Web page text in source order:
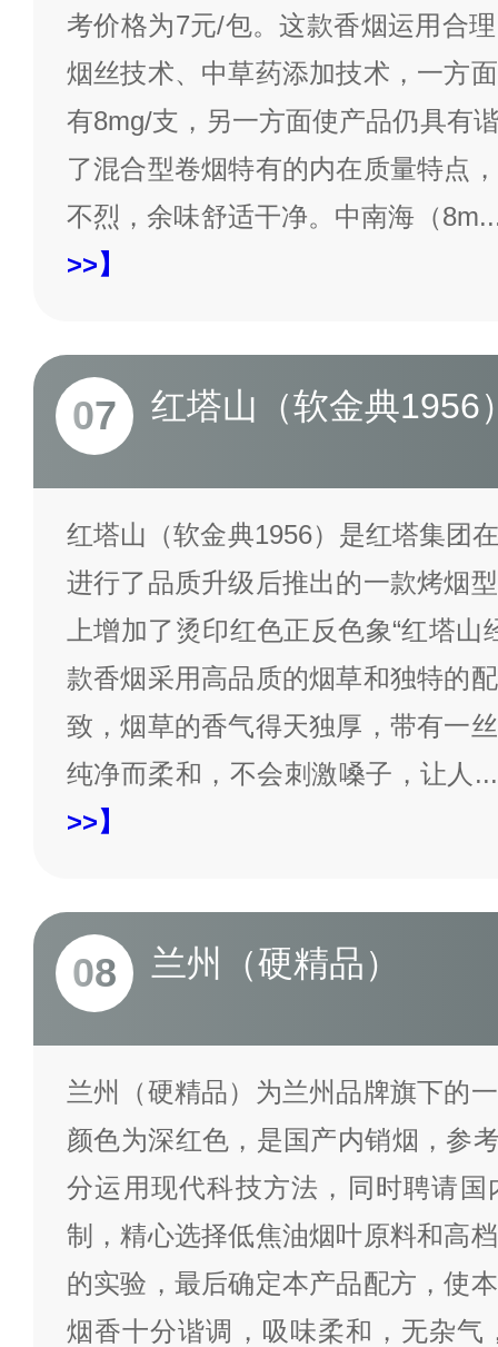
考价格为7元/包。这款香烟运用合
烟丝技术、中草药添加技术，一方
有8mg/支，另一方面使产品仍具有
了混合型卷烟特有的内在质量特点
不烈，余味舒适干净。中南海（8m
>>】
07 红塔山（软金典1956
红塔山（软金典1956）是红塔集团
进行了品质升级后推出的一款烤烟
上增加了烫印红色正反色象“红塔山
款香烟采用高品质的烟草和独特的
致，烟草的香气得天独厚，带有一
纯净而柔和，不会刺激嗓子，让人 ...
>>】
08 兰州（硬精品）
兰州（硬精品）为兰州品牌旗下的
颜色为深红色，是国产内销烟，参
分运用现代科技方法，同时聘请
制，精心选择低焦油烟叶原料和高
的实验，最后确定本产品配方，使
烟香十分谐调，吸味柔和，无杂气